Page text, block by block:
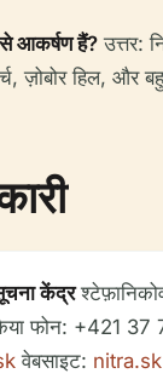
आकर्षण हैं? उत्तर:
ज़ोबोर हिल, और
केंद्र
फोन: +421
वेबसाइट: nitra.sk